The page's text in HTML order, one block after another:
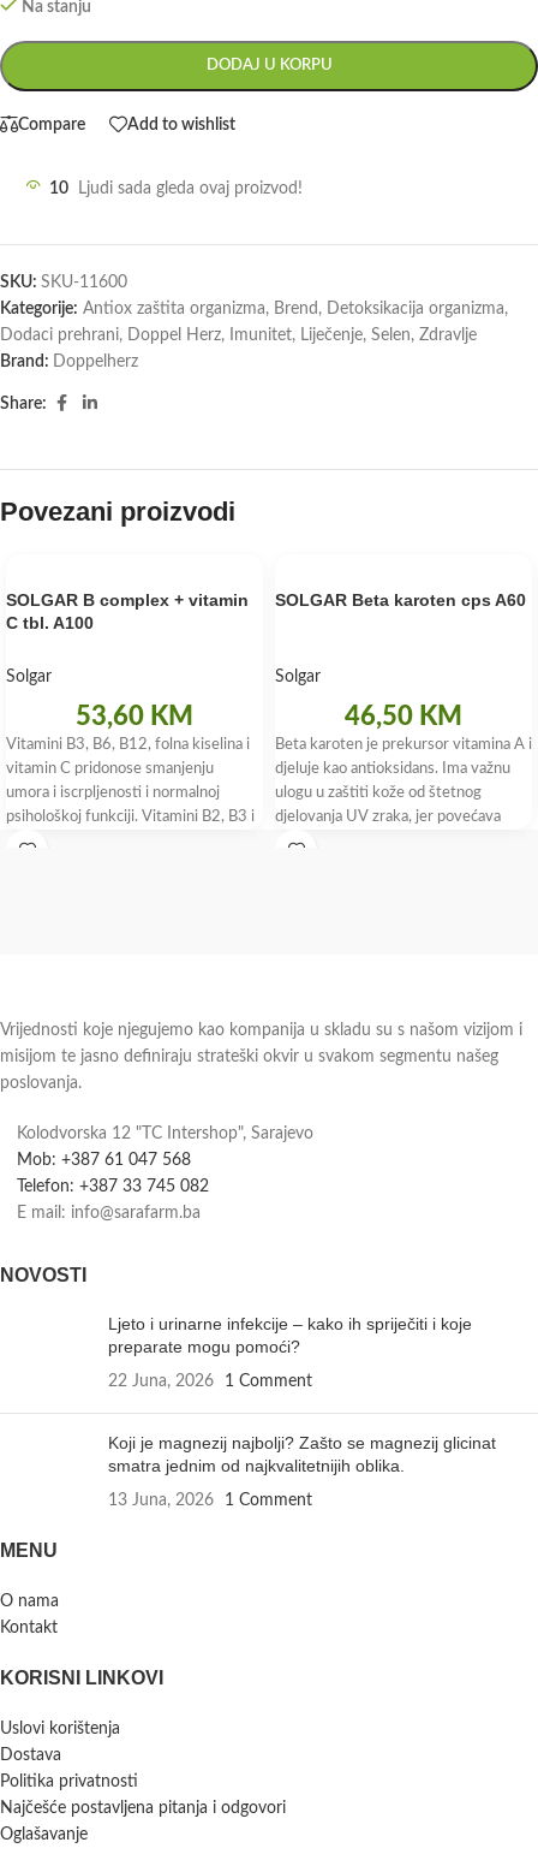
Na stanju
DODAJ U KORPU
Compare Add to wishlist
10 Ljudi sada gleda ovaj proizvod!
SKU: SKU-11600
Kategorije: Antiox zaštita organizma, Brend , Detoksikacija organizma,
Dodaci prehrani, Doppel Herz, Imunitet, Liječenje, Selen, Zdravlje
Brand: Doppelherz
Share:
Povezani proizvodi
SOLGAR B complex + vitamin
C tbl. A100
Solgar
53,60 KM
Vitamini B3, B6, B12, folna kiselina i
vitamin C pridonose smanjenju
umora i iscrpljenosti i normalnoj
psihološkoj funkciji. Vitamini B2, B3 i
biotin pridonose
SOLGAR Beta karoten cps A60
Solgar
46,50 KM
Beta karoten je prekursor vitamina A i
djeluje kao antioksidans. Ima važnu
ulogu u zaštiti kože od štetnog
djelovanja UV zraka, jer povećava
Vrijednosti koje njegujemo kao kompanija u skladu su s našom vizijom i
misijom te jasno definiraju strateški okvir u svakom segmentu našeg
poslovanja.
Kolodvorska 12 "TC Intershop", Sarajevo
Mob: +387 61 047 568
Telefon: +387 33 745 082
E mail: info@sarafarm.ba
NOVOSTI
Ljeto i urinarne infekcije – kako ih spriječiti i koje
preparate mogu pomoći?
22 Juna, 2026 1 Comment
Koji je magnezij najbolji? Zašto se magnezij glicinat
smatra jednim od najkvalitetnijih oblika.
13 Juna, 2026 1 Comment
MENU
O nama
Kontakt
KORISNI LINKOVI
Uslovi korištenja
Dostava
Politika privatnosti
Najčešće postavljena pitanja i odgovori
Oglašavanje